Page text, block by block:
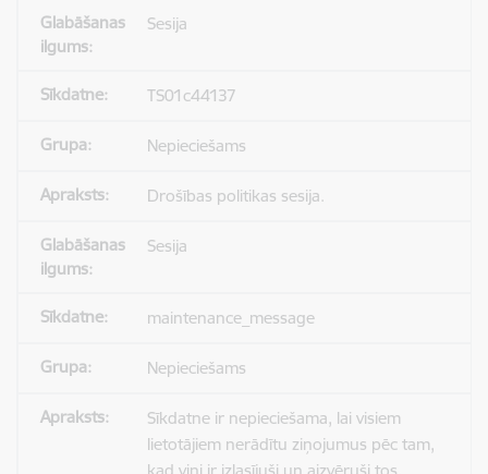
Sesija
TS01c44137
Nepieciešams
Drošības politikas sesija.
Sesija
maintenance_message
Nepieciešams
Sīkdatne ir nepieciešama, lai visiem
lietotājiem nerādītu ziņojumus pēc tam,